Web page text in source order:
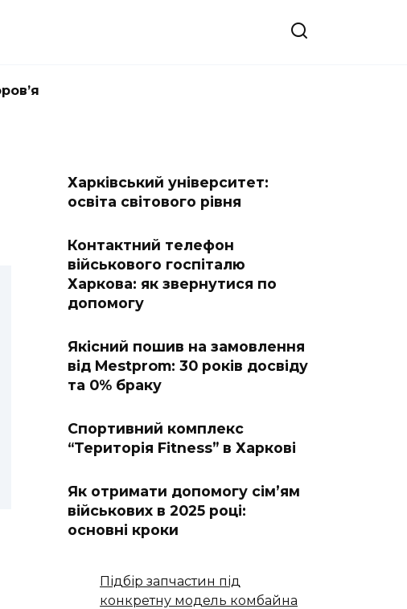
Харківський університет:
освіта світового рівня
Контактний телефон
військового госпіталю
Харкова: як звернутися по
допомогу
Якісний пошив на замовлення
від Mestprom: 30 років досвіду
та 0% браку
Спортивний комплекс
“Територія Fitness” в Харкові
Як отримати допомогу сім’ям
військових в 2025 році:
основні кроки
Підбір запчастин під
конкретну модель комбайна